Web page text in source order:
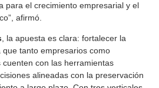
para el crecimiento empresarial y el
afirmó.
, la apuesta es clara: fortalecer la
tanto empresarios como
con las herramientas
alineadas con la preservación